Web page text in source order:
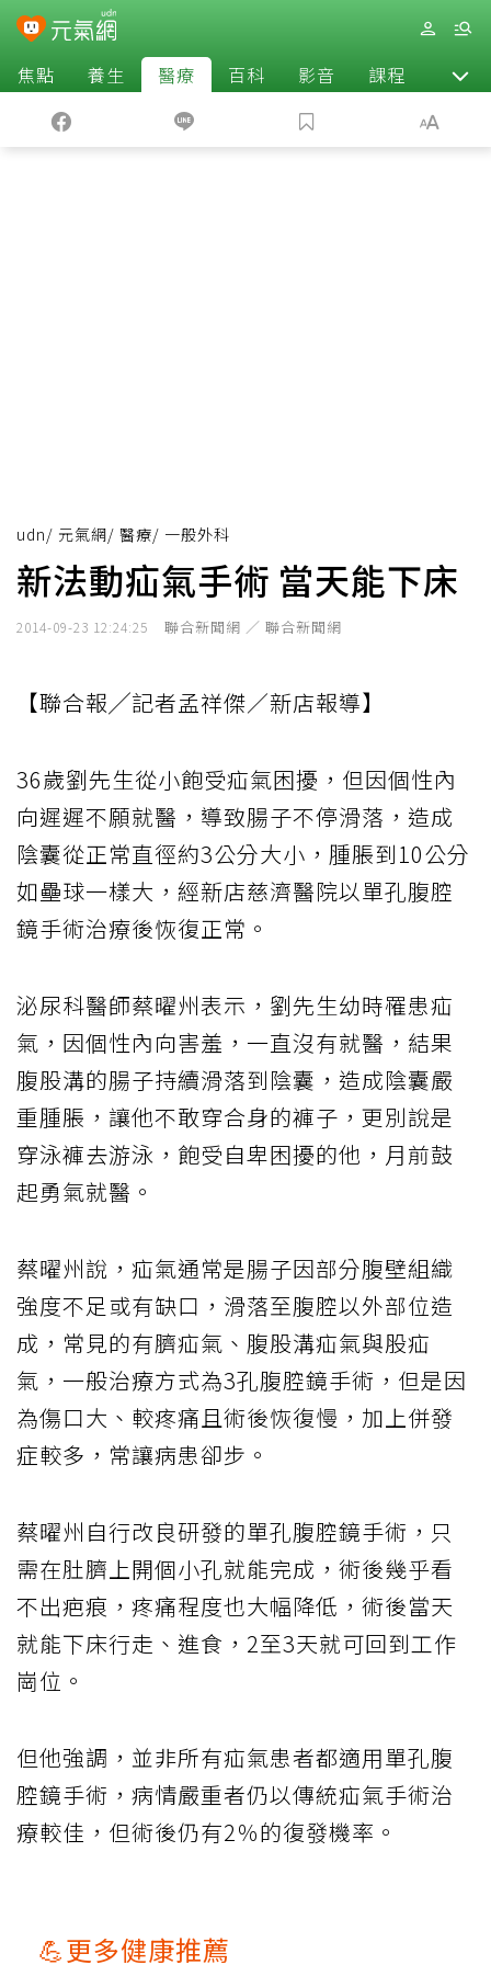
焦點 養生 醫療 百科 影音 課程 退休
udn/ 元氣網/ 醫療/ 一般外科
新法動疝氣手術 當天能下床
2014-09-23 12:24:25 聯合新聞網 ／ 聯合新聞網
【聯合報╱記者孟祥傑／新店報導】
36歲劉先生從小飽受疝氣困擾，但因個性內
向遲遲不願就醫，導致腸子不停滑落，造成
陰囊從正常直徑約3公分大小，腫脹到10公分
如壘球一樣大，經新店慈濟醫院以單孔腹腔
鏡手術治療後恢復正常。
泌尿科醫師蔡曜州表示，劉先生幼時罹患疝
氣，因個性內向害羞，一直沒有就醫，結果
腹股溝的腸子持續滑落到陰囊，造成陰囊嚴
重腫脹，讓他不敢穿合身的褲子，更別說是
穿泳褲去游泳，飽受自卑困擾的他，月前鼓
起勇氣就醫。
蔡曜州說，疝氣通常是腸子因部分腹壁組織
強度不足或有缺口，滑落至腹腔以外部位造
成，常見的有臍疝氣、腹股溝疝氣與股疝
氣，一般治療方式為3孔腹腔鏡手術，但是因
為傷口大、較疼痛且術後恢復慢，加上併發
症較多，常讓病患卻步。
蔡曜州自行改良研發的單孔腹腔鏡手術，只
需在肚臍上開個小孔就能完成，術後幾乎看
不出疤痕，疼痛程度也大幅降低，術後當天
就能下床行走、進食，2至3天就可回到工作
崗位。
但他強調，並非所有疝氣患者都適用單孔腹
腔鏡手術，病情嚴重者仍以傳統疝氣手術治
療較佳，但術後仍有2％的復發機率。
💪更多健康推薦